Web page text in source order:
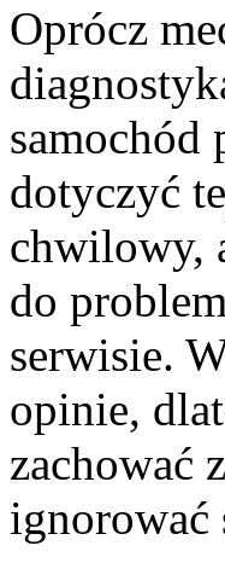
Oprócz
samochód
dotyczyć
chwilowy,
do
serwisie.
opinie,
zachować
ignorować